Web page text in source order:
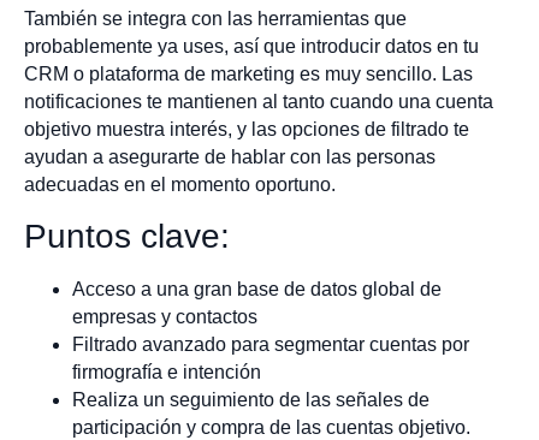
También se integra con las herramientas que
probablemente ya uses, así que introducir datos en tu
CRM o plataforma de marketing es muy sencillo. Las
notificaciones te mantienen al tanto cuando una cuenta
objetivo muestra interés, y las opciones de filtrado te
ayudan a asegurarte de hablar con las personas
adecuadas en el momento oportuno.
Puntos clave:
Acceso a una gran base de datos global de
empresas y contactos
Filtrado avanzado para segmentar cuentas por
firmografía e intención
Realiza un seguimiento de las señales de
participación y compra de las cuentas objetivo.